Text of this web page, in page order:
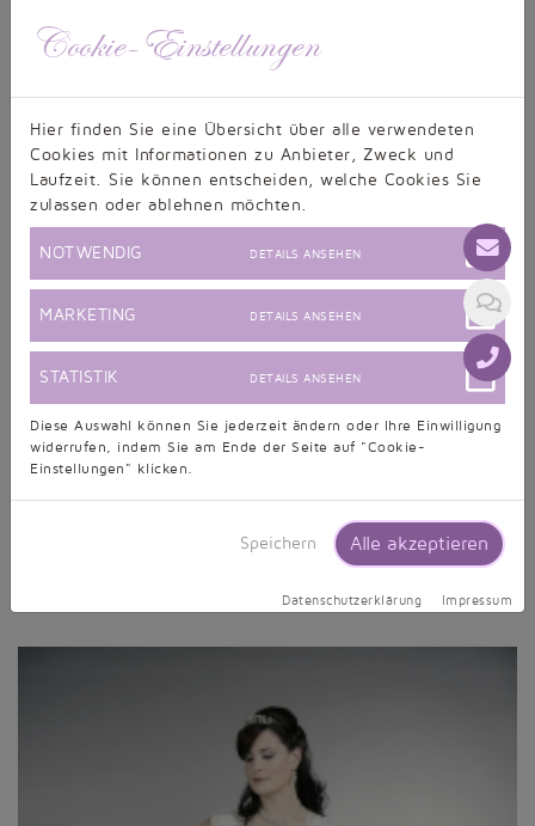
geschickt kaschieren! Sie können die kurze Variante in
Form von Capärmeln wählen oder ein Kleid mit langen
Cookie-Einstellungen
Hier finden Sie eine Übersicht über alle verwendeten
Cookies mit Informationen zu Anbieter, Zweck und
Laufzeit. Sie können entscheiden, welche Cookies Sie
zulassen oder ablehnen möchten.
NOTWENDIG DETAILS ANSEHEN
MARKETING DETAILS ANSEHEN
STATISTIK DETAILS ANSEHEN
Diese Auswahl können Sie jederzeit ändern oder Ihre Einwilligung
widerrufen, indem Sie am Ende der Seite auf "Cookie-
Einstellungen" klicken.
Speichern Alle akzeptieren
Datenschutzerklärung Impressum